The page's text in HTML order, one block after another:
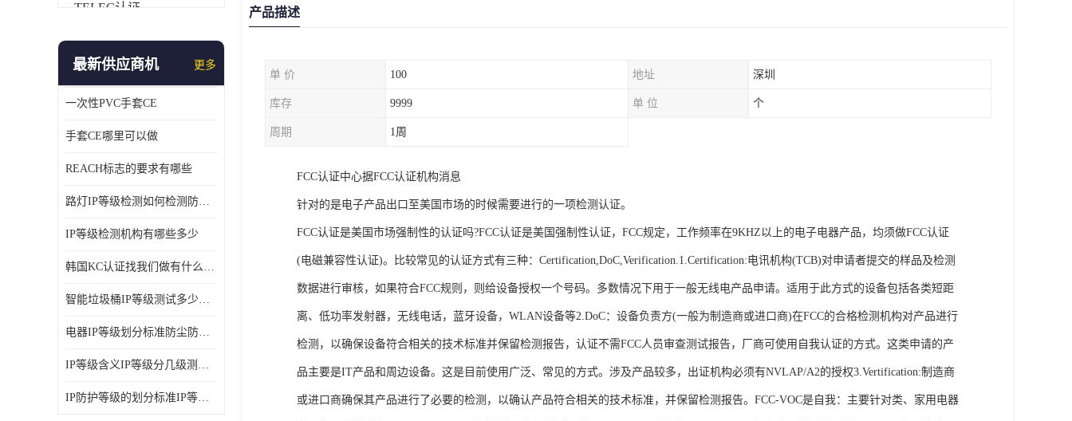
TELEC认证
CCC认证
ISO14001体系认证
OHSAS18001体系认证
最新供应商机 更多
一次性PVC手套CE
手套CE哪里可以做
REACH标志的要求有哪些
路灯IP等级检测如何检测防尘防水
IP等级检测机构有哪些多少
韩国KC认证找我们做有什么优势
智能垃圾桶IP等级测试多少钱要多久时间
电器IP等级划分标准防尘防尘IP等级测试报告
IP等级含义IP等级分几级测试容易过吗
IP防护等级的划分标准IP等级测试多少钱
产品描述
单 价 100 地址 深圳
库存 9999 单 位 个
周期 1周
FCC认证中心据FCC认证机构消息
针对的是电子产品出口至美国市场的时候需要进行的一项检测认证。
FCC认证是美国市场强制性的认证吗?FCC认证是美国强制性认证，FCC规定，工作频率在9KHZ以上的电子电器产品，均须做FCC认证
(电磁兼容性认证)。比较常见的认证方式有三种：Certification,DoC,Verification.1.Certification:电讯机构(TCB)对申请者提交的样品及检测
数据进行审核，如果符合FCC规则，则给设备授权一个号码。多数情况下用于一般无线电产品申请。适用于此方式的设备包括各类短距
离、低功率发射器，无线电话，蓝牙设备，WLAN设备等2.DoC：设备负责方(一般为制造商或进口商)在FCC的合格检测机构对产品进行
检测，以确保设备符合相关的技术标准并保留检测报告，认证不需FCC人员审查测试报告，厂商可使用自我认证的方式。这类申请的产
品主要是IT产品和周边设备。这是目前使用广泛、常见的方式。涉及产品较多，出证机构必须有NVLAP/A2的授权3.Vertification:制造商
或进口商确保其产品进行了必要的检测，以确认产品符合相关的技术标准，并保留检测报告。FCC-VOC是自我：主要针对类、家用电器